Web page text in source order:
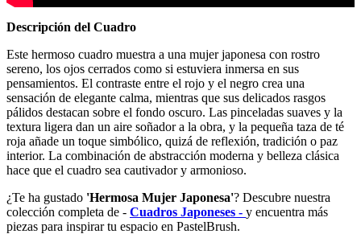
Descripción del Cuadro
Este hermoso cuadro muestra a una mujer japonesa con rostro
sereno, los ojos cerrados como si estuviera inmersa en sus
pensamientos. El contraste entre el rojo y el negro crea una
sensación de elegante calma, mientras que sus delicados rasgos
pálidos destacan sobre el fondo oscuro. Las pinceladas suaves y la
textura ligera dan un aire soñador a la obra, y la pequeña taza de té
roja añade un toque simbólico, quizá de reflexión, tradición o paz
interior. La combinación de abstracción moderna y belleza clásica
hace que el cuadro sea cautivador y armonioso.
¿Te ha gustado 'Hermosa Mujer Japonesa'? Descubre nuestra
colección completa de - Cuadros Japoneses - y encuentra más
piezas para inspirar tu espacio en PastelBrush.